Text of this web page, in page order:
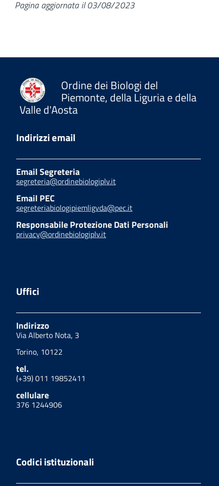
Pagina aggiornata il 03/08/2023
Ordine dei Biologi del
Piemonte, della Liguria e della
Valle d'Aosta
Indirizzi email
Email Segreteria
segreteria@ordinebiologiplv.it
Email PEC
segreteriabiologipiemligvda@pec.it
Responsabile Protezione Dati Personali
privacy@ordinebiologiplv.it
Uffici
Indirizzo
Via Alberto Nota, 3
Torino, 10122
tel.
(+39) 011 19852411
cellulare
376 1244906
Codici istituzionali